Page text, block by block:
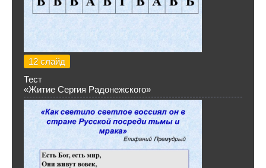
12 слайд
Тест
«Житие Сергия Радонежского»